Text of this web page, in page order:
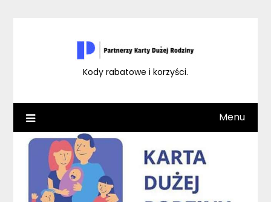
Kody rabatowe i korzyści.
Menu